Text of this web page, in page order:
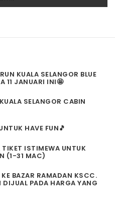
KUALA SELANGOR BLUE
11 JANUARI INI🤩
SELANGOR CABIN
HAVE FUN🎵
ISTIMEWA UNTUK
(1-31 MAC)
BAZAR RAMADAN KSCC.
DIJUAL PADA HARGA YANG